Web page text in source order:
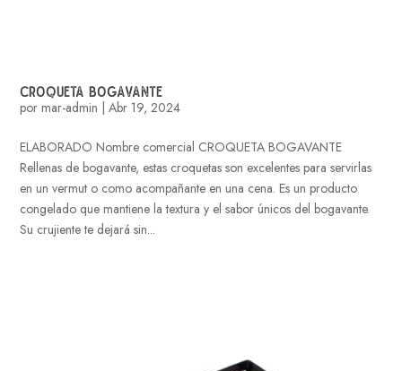
CROQUETA BOGAVANTE
pormar-admin |Abr 19, 2024
ELABORADO Nombre comercial CROQUETA BOGAVANTE
Rellenas de bogavante, estas croquetas son excelentes para servirlas
en un vermut o como acompañante en una cena. Es un producto
congelado que mantiene la textura y el sabor únicos del bogavante.
Su crujiente te dejará sin...